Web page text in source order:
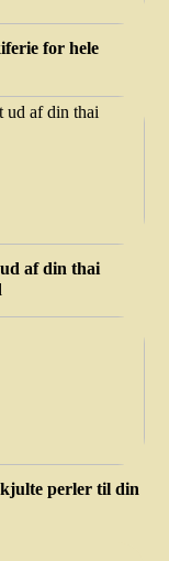
for hele
af din thai
perler til din